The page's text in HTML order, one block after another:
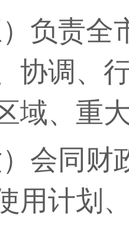
）负责
协调、
域、重
）会同
用计划